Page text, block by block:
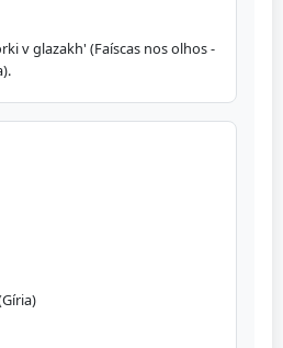
v glazakh' (Faíscas nos olhos -